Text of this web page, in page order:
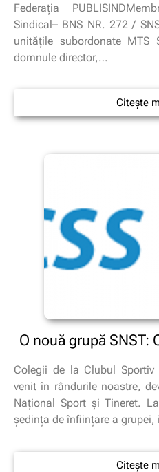
Federaţia
Sindical– BNS NR. 272 /
unităţile subordonate
domnule director,…
Citește
O nouă grupă SNST:
Colegii de la Clubul
venit în rândurile noastre,
Naţional Sport şi Tineret.
şedinţa de înfiinţare a
Citește